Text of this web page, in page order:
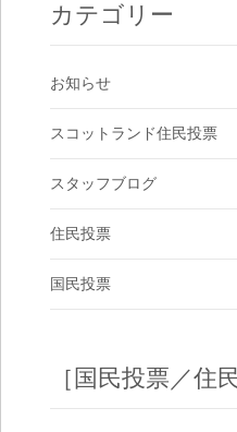
カテゴリー
お知らせ
スコットランド住民投票
スタッフブログ
住民投票
国民投票
［国民投票／住